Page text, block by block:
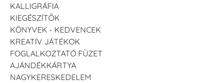
KALLIGRÁFIA
KIEGÉSZÍTŐK
KÖNYVEK - KEDVENCEK
KREATÍV JÁTÉKOK
FOGLALKOZTATÓ FÜZET
AJÁNDÉKKÁRTYA
NAGYKERESKEDELEM